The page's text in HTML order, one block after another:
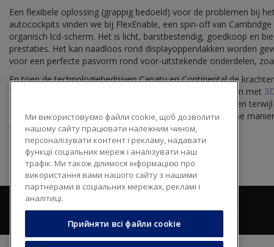
Een flexibele oplossing (grappig bedoeld) voor de problemen bij
autocockpits vinden we bij FlexEnable, een spin-off van Cambridge
organisch lcd-scherm. Het is licht, barstbestendig, goedkoop en
prestaties. Het kan naadloos rond displayoppervlakken worden
voor een perfecte pasvorm rond voor-uitstekende onderdelen,
En toen de technologiebedrijven Canatu en Continental de
van ontwikkeling leverde dat het allereerste aanraakscherm met
Dankzij deze technologie kunt u de ogen op de weg houden
moeiteloos over het 3D-scherm navigeert. Een fantastische
verbeteren!
Ми використовуємо файли cookie, щоб дозволити
нашому сайту працювати належним чином,
персоналізувати контент і рекламу, надавати
функції соціальних мереж і аналізувати наш
трафік. Ми також ділимося інформацією про
використання вами нашого сайту з нашими
партнерами в соціальних мережах, рекламі і
аналітиці.
Прийняти всі файли сookie